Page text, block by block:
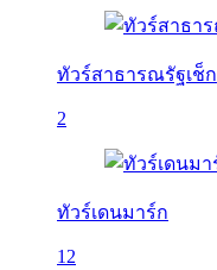
ทัวร์สาธารณรัฐเช็ก
2
ทัวร์เดนมาร์ก
12